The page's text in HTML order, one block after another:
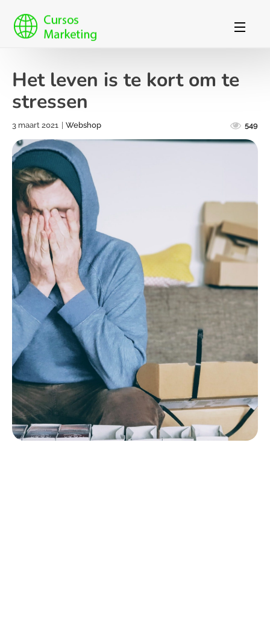
Het leven is te kort om te
stressen
3 maart 2021 | Webshop 549